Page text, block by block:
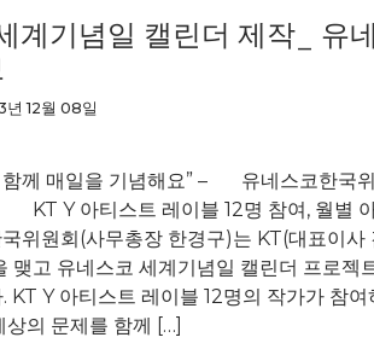
계기념일 캘린더 제작_ 유
년 12월 08일
께 매일을 기념해요” – 유네스코한국
KT Y 아티스트 레이블 12명 참여, 월별
위원회(사무총장 한경구)는 KT(대표이
맺고 유네스코 세계기념일 캘린더 프로젝
KT Y 아티스트 레이블 12명의 작가가 참여
의 문제를 함께 […]